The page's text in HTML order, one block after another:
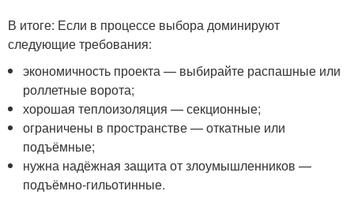
В итоге: Если в процессе выбора доминируют
следующие требования:
экономичность проекта — выбирайте распашные или
роллетные ворота;
хорошая теплоизоляция — секционные;
ограничены в пространстве — откатные или
подъёмные;
нужна надёжная защита от злоумышленников —
подъёмно-гильотинные.